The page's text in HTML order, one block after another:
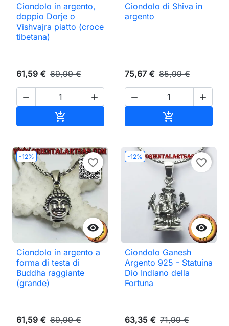
Ciondolo in argento,
doppio Dorje o
Vishvajra piatto (croce
tibetana)
61,59 € 69,99 €
 

Ciondolo di Shiva in
argento
75,67 € 85,99 €
 

-12%

favorite_border
Ciondolo in argento a
forma di testa di
Buddha raggiante
(grande)
61,59 € 69,99 €
-12%

favorite_border
Ciondolo Ganesh
Argento 925 - Statuina
Dio Indiano della
Fortuna
63,35 € 71,99 €